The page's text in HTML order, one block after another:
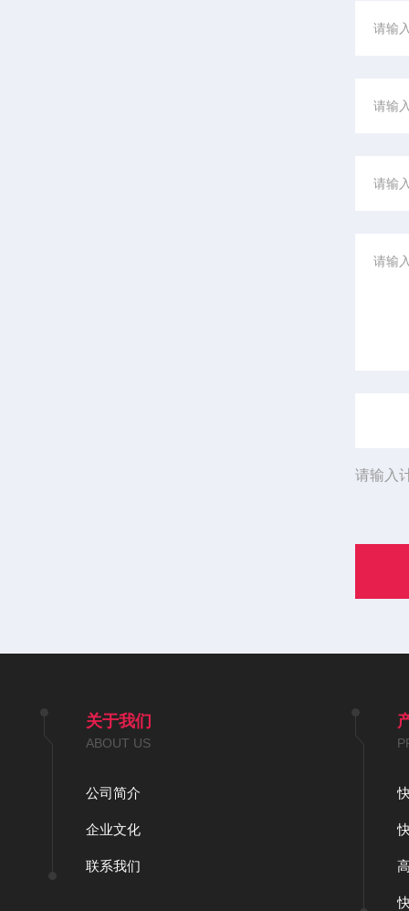
请输入
关于我们
ABOUT US
公司简介
企业文化
联系我们